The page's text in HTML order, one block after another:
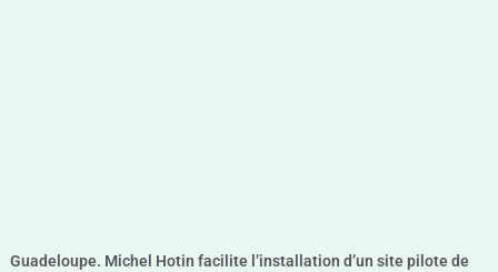
Guadeloupe. Michel Hotin facilite l’installation d’un site pilote de